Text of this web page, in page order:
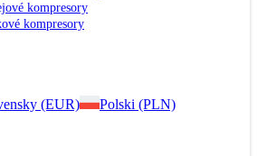
kompresory
kompresory
(EUR)
Polski (PLN)